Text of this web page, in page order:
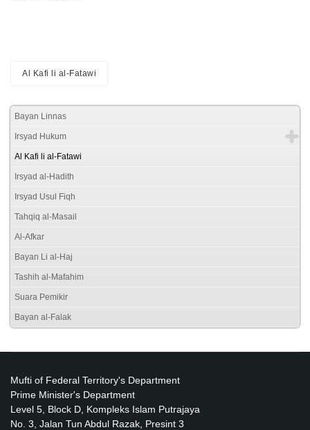
Al Kafi li al-Fatawi
Bayan Linnas
Irsyad Hukum
Al Kafi li al-Fatawi
Irsyad al-Hadith
Irsyad Usul Fiqh
Tahqiq al-Masail
Al-Afkar
Bayan Li al-Haj
Tashih al-Mafahim
Suara Pemikir
Bayan al-Falak
Mufti of Federal Territory's Department
Prime Minister's Department
Level 5, Block D, Kompleks Islam Putrajaya
No. 3, Jalan Tun Abdul Razak, Presint 3